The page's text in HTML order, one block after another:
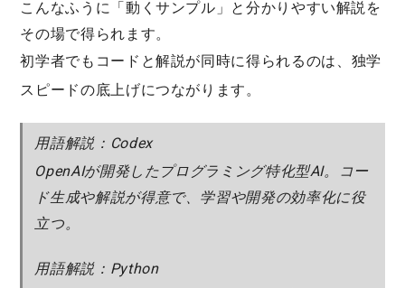
こんなふうに「動くサンプル」と分かりやすい解説を
その場で得られます。
初学者でもコードと解説が同時に得られるのは、 独学
スピードの底上げにつながります。
用語解説：Codex
OpenAIが開発したプログラミング特化型AI。コー
ド生成や解説が得意で、学習や開発の効率化に役
立つ。
用語解説：Python